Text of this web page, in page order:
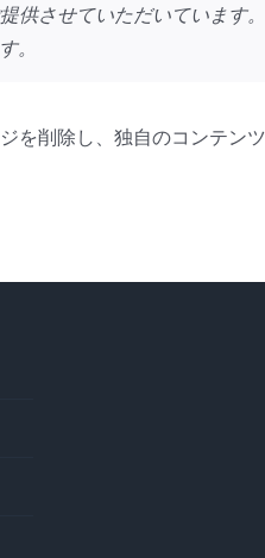
供させていただいています
。
を削除し、独自のコンテン